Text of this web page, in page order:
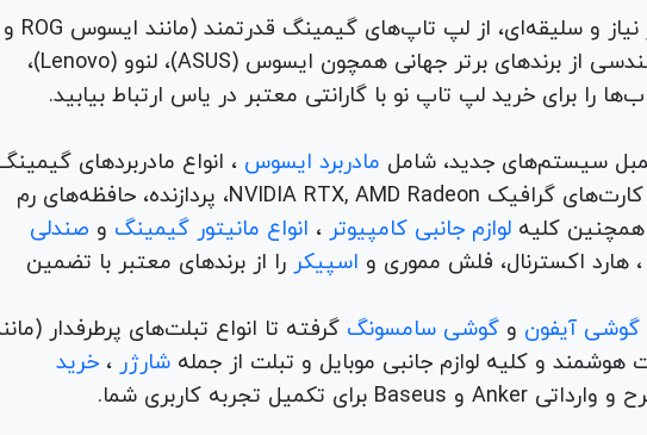
برای هر نیاز و سلیقه‌ای، از لپ تاپ‌های گیمینگ قدرتمند (مانند ایسوس ROG و
TUF) تا لپ تاپ‌های دانشجویی، اداری و مهندسی از برندهای برتر جهانی همچون ایسوس (ASUS)، لنوو (Lenovo)،
سیستم‌های جدید، شامل مادربرد ایسوس ، انواع مادربردهای
برندهای مطرح ام اس آی و گیگابیت. خرید کارت‌های گرافیک NVIDIA RTX, AMD Radeon، پردازنده‌، حافظه‌های رم
لوازم جانبی کامپیوتر ، انواع مانیتور گیمینگ
صندلی
، هارد اکسترنال، فلش مموری و اسپیکر را از برندهای معتبر با تضمین
گوشی آیفون گوشی سامسونگ گرفته تا انواع تبلت‌های پرطرفدار
و کلیه لوازم جانبی موبایل و تبلت از جملهشارژر ، خرید